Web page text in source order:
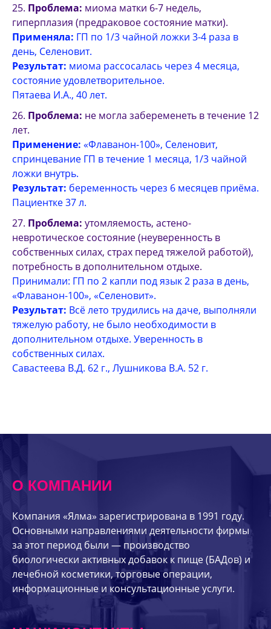
Проблема: миома матки 6-7 недель,
гиперплазия (предраковое состояние матки).
Применяла: ГП по 1/3 чайной ложки 3-4 раза в
день, Селеновит.
Результат: миома рассосалась через 4 месяца,
состояние удовлетворительное.
Пятаева И.А., 40 лет.
Проблема: не могла забеременеть в течение 12
лет.
Применение: «Флаванон-100», Селеновит,
спринцевание ГП в течение 1 месяца, 1/3 чайной
ложки внутрь.
Результат: беременность через 6 месяцев приёма.
Пациентке 37 л.
Проблема: утомляемость, астено-
невротическое состояние (неуверенность в
собственных силах, страх перед тяжелой работой),
потребность в дополнительном отдыхе.
Принимали: ГП по 2 капли под язык 2 раза в день,
«Флаванон-100», «Селеновит».
Результат: Всё лето трудились на даче, выполняли
тяжелую работу, не было необходимости в
дополнительном отдыхе. Уверенность в
собственных силах.
Савастеева В.Д. 62 г., Лушникова В.А. 52 г.
О КОМПАНИИ
Компания «Ялма» зарегистрирована в 1991 году.
Основными направлениями деятельности фирмы
за этот период были — производство
биологически активных добавок к пище (БАДов) и
лечебной косметики, торговые операции,
информационные и консультационные услуги.